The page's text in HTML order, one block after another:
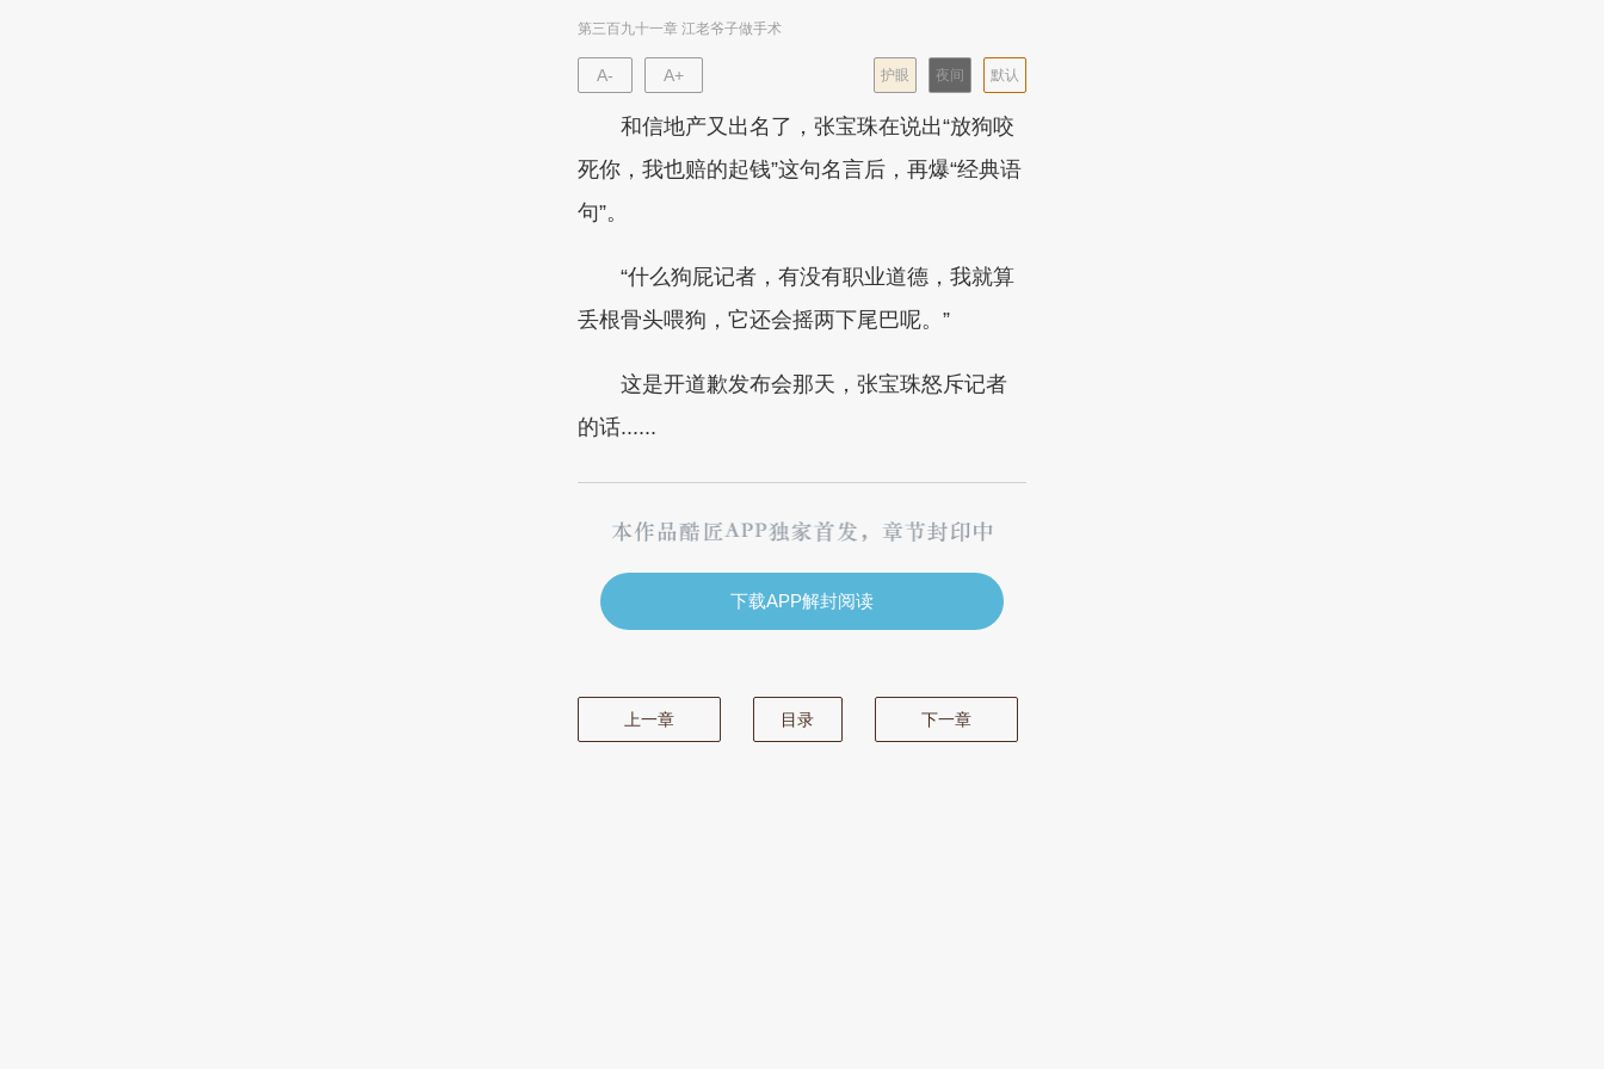
第三百九十一章 江老爷子做手术
A- A+ 默认
夜间
护眼
和信地产又出名了，张宝珠在说出“放狗咬
死你，我也赔的起钱”这句名言后，再爆“经典语
句”。
“什么狗屁记者，有没有职业道德，我就算
丢根骨头喂狗，它还会摇两下尾巴呢。”
这是开道歉发布会那天，张宝珠怒斥记者
的话......
下载APP解封阅读
上一章 目录 下一章